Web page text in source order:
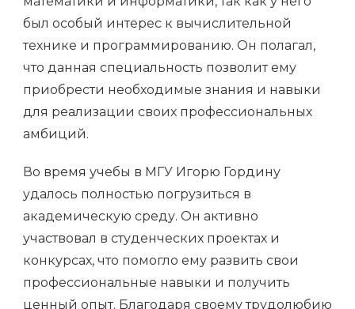
был особый интерес к вычислительной
технике и программированию. Он полагал,
что данная специальность позволит ему
приобрести необходимые знания и навыки
для реализации своих профессиональных
амбиций.
Во время учебы в МГУ Игорю Гордину
удалось полностью погрузиться в
академическую среду. Он активно
участвовал в студенческих проектах и
конкурсах, что помогло ему развить свои
профессиональные навыки и получить
ценный опыт. Благодаря своему трудолюбию